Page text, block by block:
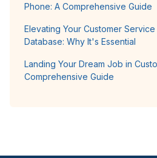
Phone: A Comprehensive Guide
Elevating Your Customer
Database: Why It's Essential
Landing Your Dream Job in
Comprehensive Guide